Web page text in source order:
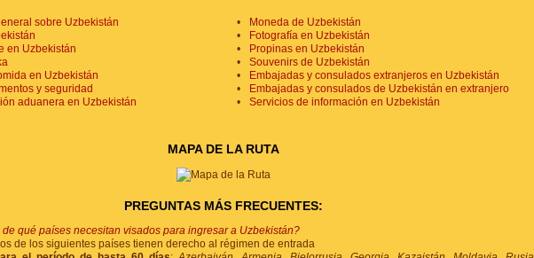
sobre Uzbekistán
en Uzbekistán
en Uzbekistán
y seguridad
aduanera en Uzbekistán
Moneda de Uzbekistán
Fotografía en Uzbekistán
Propinas en Uzbekistán
Souvenirs de Uzbekistán
Embajadas y consulados extranjeros en Uzbekistán
Embajadas y consulados de Uzbekistán en extranjero
Servicios de información en Uzbekistán
MAPA DE LA RUTA
PREGUNTAS MÁS FRECUENTES:
qué países necesitan visados para ingresar a Uzbekistán?
de los siguientes países tienen derecho al régimen de entrada